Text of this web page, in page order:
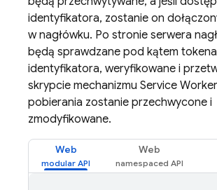
identyfikatora, zostanie on
w nagłówku. Po stronie serwera
będą sprawdzane pod kątem tokena
identyfikatora, weryfikowane i
skrypcie mechanizmu Service
pobierania zostanie przechwycone i
zmodyfikowane.
Web Web